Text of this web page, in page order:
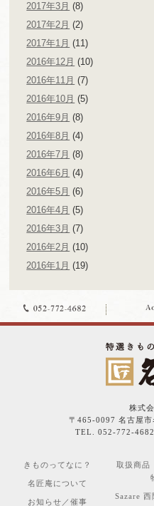
2017年3月 (8)
2017年2月 (2)
2017年1月 (11)
2016年12月 (10)
2016年11月 (7)
2016年10月 (5)
2016年9月 (8)
2016年8月 (4)
2016年7月 (8)
2016年6月 (4)
2016年5月 (6)
2016年4月 (5)
2016年3月 (7)
2016年2月 (10)
2016年1月 (19)
株式
〒465-0097 名古屋市
TEL. 052-772-
きものってなに？
名匠庵について
お知らせ／催事
取扱商品
Sazare 西